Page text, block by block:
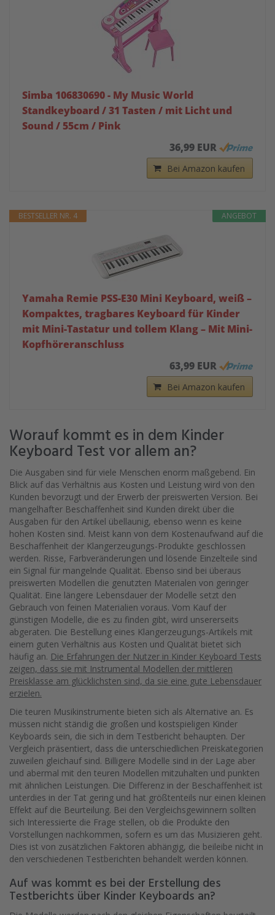
Simba 106830690 - My Music World
Standkeyboard / 31 Tasten / mit Licht und
Sound / 55cm / Pink
36,99 EUR
Bei Amazon kaufen
ANGEBOT
BESTSELLER NR. 4
Yamaha Remie PSS-E30 Mini Keyboard, weiß –
Kompaktes, tragbares Keyboard für Kinder
mit Mini-Tastatur und tollem Klang – Mit Mini-
Kopfhöreranschluss
63,99 EUR
Bei Amazon kaufen
Worauf kommt es in dem Kinder
Keyboard Test vor allem an?
Die Ausgaben sind für viele Menschen enorm maßgebend. Ein
Blick auf das Verhältnis aus Kosten und Leistung wird von den
Kunden bevorzugt und der Erwerb der preiswerten Version. Bei
mangelhafter Beschaffenheit sind Kunden direkt über die
Ausgaben für den Artikel übellaunig, ebenso wenn es keine
hohen Kosten sind. Meist kann von dem Kostenaufwand auf die
Beschaffenheit der Klangerzeugungs-Produkte geschlossen
werden. Risse, Farbveränderungen und lösende Einzelteile sind
ein Signal für mangelnde Qualität. Ebenso sind bei überaus
preiswerten Modellen die genutzten Materialen von geringer
Qualität. Eine längere Lebensdauer der Modelle setzt den
Gebrauch von feinen Materialien voraus. Vom Kauf der
günstigen Modelle, die es zu finden gibt, wird unsererseits
abgeraten. Die Bestellung eines Klangerzeugungs-Artikels mit
einem guten Verhältnis aus Kosten und Qualität bietet sich
häufig an. Die Erfahrungen der Nutzer in Kinder Keyboard Tests
zeigen, dass sie mit Instrumental Modellen der mittleren
Preisklasse am glücklichsten sind, da sie eine gute Lebensdauer
erzielen.
Die teuren Musikinstrumente bieten sich als Alternative an. Es
müssen nicht ständig die großen und kostspieligen Kinder
Keyboards sein, die sich in dem Testbericht behaupten. Der
Vergleich präsentiert, dass die unterschiedlichen Preiskategorien
zuweilen gleichauf sind. Billigere Modelle sind in der Lage aber
und abermal mit den teuren Modellen mitzuhalten und punkten
mit ähnlichen Leistungen. Die Differenz in der Beschaffenheit ist
unterdies in der Tat gering und hat größtenteils nur einen kleinen
Effekt auf die Beurteilung. Bei den Vergleichsgewinnern sollten
sich Interessierte die Frage stellen, ob die Produkte den
Vorstellungen nachkommen, sofern es um das Musizieren geht.
Dies ist von zusätzlichen Faktoren abhängig, die beileibe nicht in
den verschiedenen Testberichten behandelt werden können.
Auf was kommt es bei der Erstellung des
Testberichts über Kinder Keyboards an?